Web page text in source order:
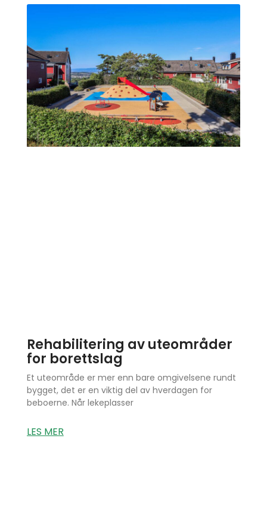
Rehabilitering av uteområder
for borettslag
Et uteområde er mer enn bare omgivelsene rundt
bygget, det er en viktig del av hverdagen for
beboerne. Når lekeplasser
LES MER